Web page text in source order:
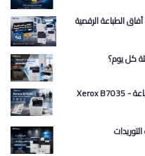
الطباعة الرقمية
كل يوم؟
Xerox B7035 الحل التكنولوجي لجميع ملفات العمل: تصوير - طباعة -